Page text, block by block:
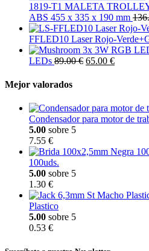
1819-T1 MALETA
ABS 455 x 335 x 190 mm
FFLED10 Laser Rojo-
LEDs 89.00 € 65.00 €
Mejor valorados
Condensador para motor de
5.00 sobre 5
7.55 €
100uds.
5.00 sobre 5
1.30 €
Plastico
5.00 sobre 5
0.53 €